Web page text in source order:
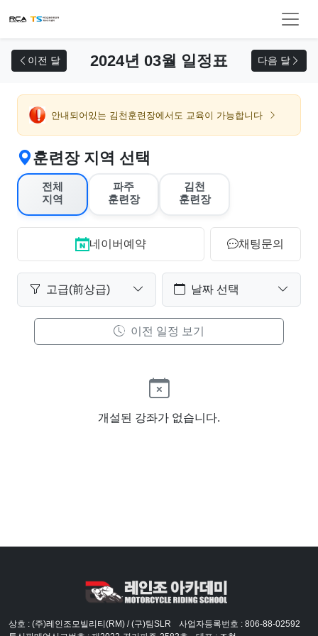
이전 달 2024년 03월 일정표 다음 달
안내되어있는 김천훈련장에서도 교육이 가능합니다
훈련장 지역 선택
전체
지역
파주
훈련장
김천
훈련장
네이버예약 채팅문의
고급(前상급) 날짜 선택
이전 일정 보기
개설된 강좌가 없습니다.
상호 : (주)레인조모빌리티(RM) / (구)팀SLR
사업자등록번호 : 806-88-02592